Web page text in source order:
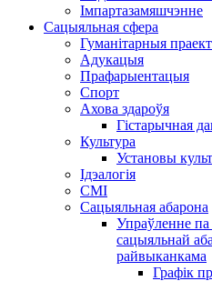
Імпартазамяшчэнне
Сацыяльная сфера
Гуманітарныя
Адукацыя
Прафарыентацыя
Спорт
Ахова здароўя
Гістарычная
Культура
Установы
Ідэалогія
СМІ
Сацыяльная абарона
Упраўленне па
сацыяльнай
райвыканкама
Графік